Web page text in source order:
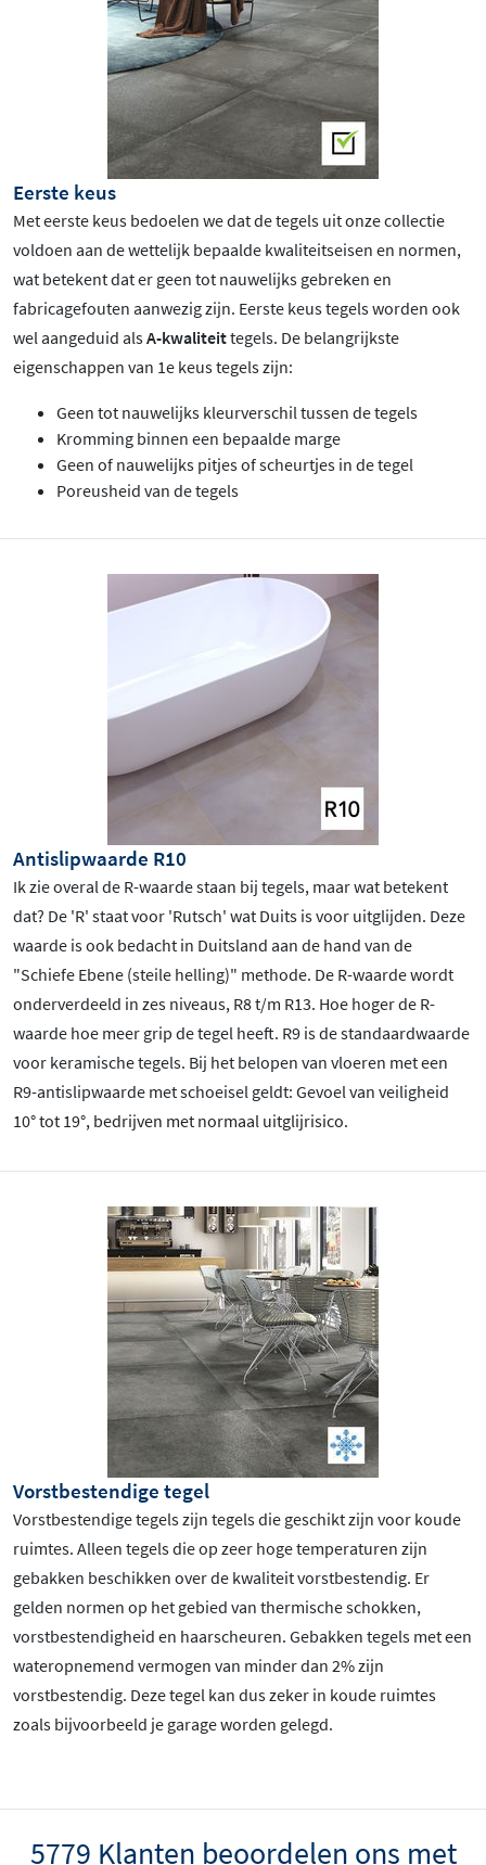
Eerste keus
Met eerste keus bedoelen we dat de tegels uit onze collectie
voldoen aan de wettelijk bepaalde kwaliteitseisen en normen,
wat betekent dat er geen tot nauwelijks gebreken en
fabricagefouten aanwezig zijn. Eerste keus tegels worden ook
wel aangeduid alsA-kwaliteittegels. De belangrijkste
eigenschappen van 1e keus tegels zijn:
Geen tot nauwelijks kleurverschil tussen de tegels
Kromming binnen een bepaalde marge
Geen of nauwelijks pitjes of scheurtjes in de tegel
Poreusheid van de tegels
Antislipwaarde R10
Ik zie overal de R-waarde staan bij tegels, maar wat betekent
dat? De 'R' staat voor 'Rutsch' wat Duits is voor uitglijden. Deze
waarde is ook bedacht in Duitsland aan de hand van de
"Schiefe Ebene (steile helling)" methode. De R-waarde wordt
onderverdeeld in zes niveaus, R8 t/m R13. Hoe hoger de R-
waarde hoe meer grip de tegel heeft. R9 is de standaardwaarde
voor keramische tegels. Bij het belopen van vloeren met een
R9-antislipwaarde met schoeisel geldt: Gevoel van veiligheid
10° tot 19°, bedrijven met normaal uitglijrisico.
Vorstbestendige tegel
Vorstbestendige tegels zijn tegels die geschikt zijn voor koude
ruimtes. Alleen tegels die op zeer hoge temperaturen zijn
gebakken beschikken over de kwaliteit vorstbestendig. Er
gelden normen op het gebied van thermische schokken,
vorstbestendigheid en haarscheuren. Gebakken tegels met een
wateropnemend vermogen van minder dan 2% zijn
vorstbestendig. Deze tegel kan dus zeker in koude ruimtes
zoals bijvoorbeeld je garage worden gelegd.
5779 Klanten beoordelen ons met